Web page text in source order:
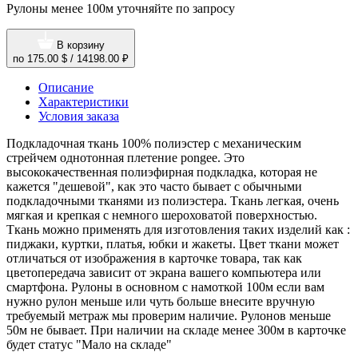
Рулоны менее 100м уточняйте по запросу
В корзину
по 175.00 $ / 14198.00 ₽
Описание
Характеристики
Условия заказа
Подкладочная ткань 100% полиэстер с механическим
стрейчем однотонная плетение pongee. Это
высококачественная полиэфирная подкладка, которая не
кажется "дешевой", как это часто бывает с обычными
подкладочными тканями из полиэстера. Ткань легкая, очень
мягкая и крепкая с немного шероховатой поверхностью.
Ткань можно применять для изготовления таких изделий как :
пиджаки, куртки, платья, юбки и жакеты. Цвет ткани может
отличаться от изображения в карточке товара, так как
цветопередача зависит от экрана вашего компьютера или
смартфона. Рулоны в основном с намоткой 100м если вам
нужно рулон меньше или чуть больше внесите вручную
требуемый метраж мы проверим наличие. Рулонов меньше
50м не бывает. При наличии на складе менее 300м в карточке
будет статус "Мало на складе"